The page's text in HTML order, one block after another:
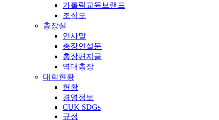
가톨릭교육브랜드
조직도
총장실
인사말
총장연설문
총장편지글
역대총장
대학현황
현황
경영정보
CUK SDGs
규정